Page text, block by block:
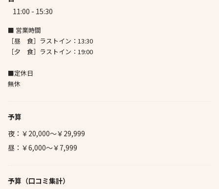
11:00 - 15:30
■ 営業時間
［昼 食］ラストイン：13:30
［夕 食］ラストイン：19:00
■定休日
無休
予算
夜：￥20,000～￥29,999
昼：￥6,000～￥7,999
予算 （口コミ集計）